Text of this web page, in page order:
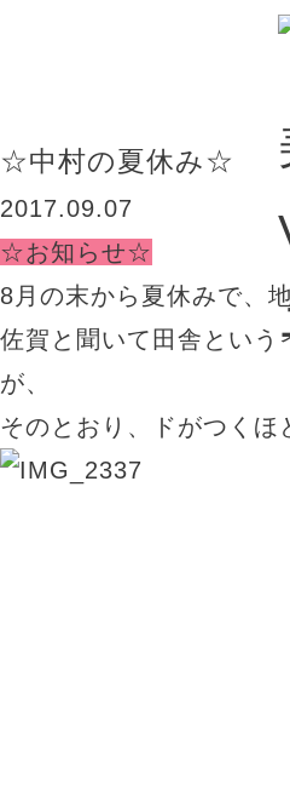
☆中村の夏休み☆
2017.09.07
☆お知らせ☆
8月の末から夏休みで、
佐賀と聞いて田舎とい
が、
そのとおり、ドがつくほ